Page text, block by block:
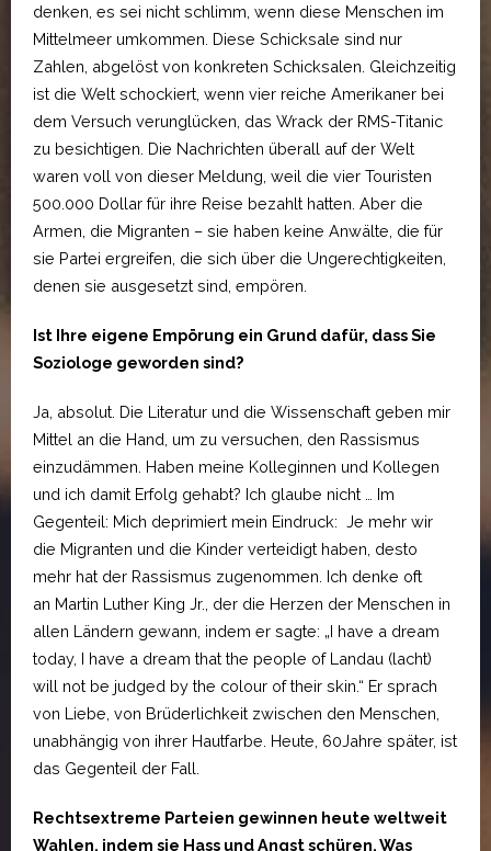
denken, es sei nicht schlimm, wenn diese Menschen im
Mittelmeer umkommen. Diese Schicksale sind nur
Zahlen, abgelöst von konkreten Schicksalen. Gleichzeitig
ist die Welt schockiert, wenn vier reiche Amerikaner bei
dem Versuch verunglücken, das Wrack der RMS-Titanic
zu besichtigen. Die Nachrichten überall auf der Welt
waren voll von dieser Meldung, weil die vier Touristen
500.000 Dollar für ihre Reise bezahlt hatten. Aber die
Armen, die Migranten – sie haben keine Anwälte, die für
sie Partei ergreifen, die sich über die Ungerechtigkeiten,
denen sie ausgesetzt sind, empören.
Ist Ihre eigene Empörung ein Grund dafür, dass Sie
Soziologe geworden sind?
Ja, absolut. Die Literatur und die Wissenschaft geben mir
Mittel an die Hand, um zu versuchen, den Rassismus
einzudämmen. Haben meine Kolleginnen und Kollegen
und ich damit Erfolg gehabt? Ich glaube nicht … Im
Gegenteil: Mich deprimiert mein Eindruck: Je mehr wir
die Migranten und die Kinder verteidigt haben, desto
mehr hat der Rassismus zugenommen. Ich denke oft
an Martin Luther King Jr., der die Herzen der Menschen in
allen Ländern gewann, indem er sagte: „I have a dream
today, I have a dream that the people of Landau (lacht)
will not be judged by the colour of their skin.“ Er sprach
von Liebe, von Brüderlichkeit zwischen den Menschen,
unabhängig von ihrer Hautfarbe. Heute, 60Jahre später, ist
das Gegenteil der Fall.
Rechtsextreme Parteien gewinnen heute weltweit
Wahlen, indem sie Hass und Angst schüren. Was